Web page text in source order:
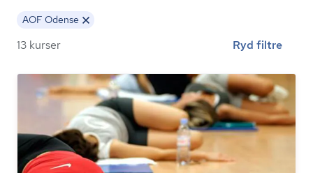
AOF Odense
13 kurser Ryd filtre